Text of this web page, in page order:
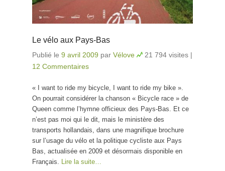
Le vélo aux Pays-Bas
Publié le 9 avril 2009 par Vélove 21 794 visites |
12 Commentaires
« I want to ride my bicycle, I want to ride my bike ».
On pourrait considérer la chanson « Bicycle race » de
Queen comme l’hymne officieux des Pays-Bas. Et ce
n’est pas moi qui le dit, mais le ministère des
transports hollandais, dans une magnifique brochure
sur l’usage du vélo et la politique cycliste aux Pays
Bas, actualisée en 2009 et désormais disponible en
Français.
Lire la suite…